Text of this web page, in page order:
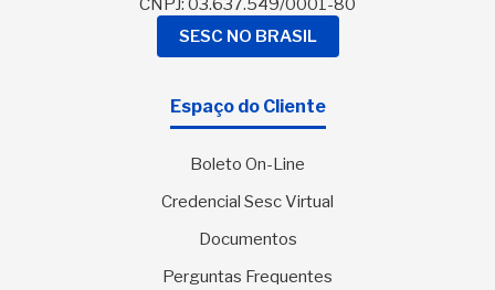
CNPJ: 03.637.549/0001-80
SESC NO BRASIL
Espaço do Cliente
Boleto On-Line
Credencial Sesc Virtual
Documentos
Perguntas Frequentes